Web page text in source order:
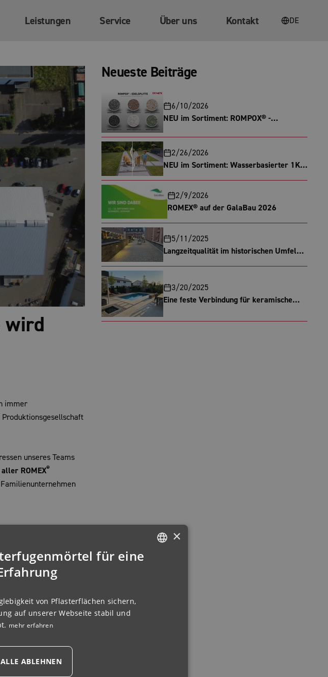
Leistungen Service Über uns Kontakt DE
wird
immer
Produktionsgesellschaft
unseres Teams
ROMEX®
Neueste Beiträge
6/10/2026
NEU im Sortiment: ROMPOX® -
2/26/2026
NEU im Sortiment: Wasserbasierter 1K
2/9/2026
ROMEX® auf der GalaBau 2026
5/11/2025
Langzeitqualität im historischen Umfeld –
3/20/2025
Eine feste Verbindung für keramische
×
für eine
von Pflasterflächen sichern,
auf unserer Webseite stabil und
mehr erfahren
ALLE ABLEHNEN